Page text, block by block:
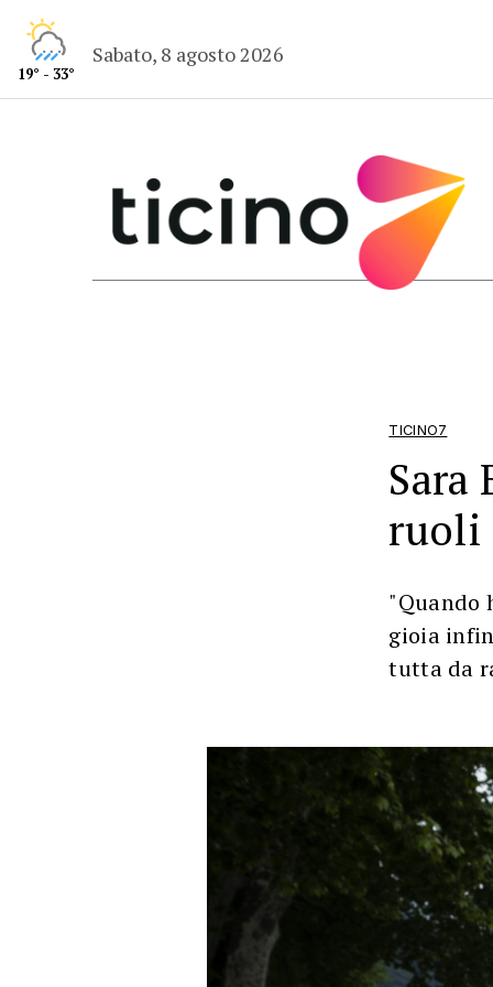
19° - 33°
Sabato, 8 agosto 2026
TICINO7
Sara
ruoli
"Quando
gioia
tutta da